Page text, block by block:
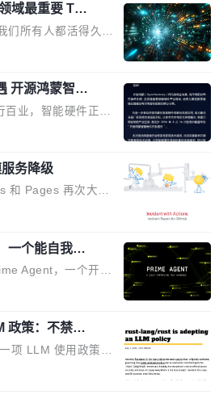
他不是在说风凉
皆知但很少公开捅
了一句软化声明：
论文都在过度宣传
如果你筛选出那些
它们大部分都是过
痛点。不是所有论文
批论文最有问题。
Shen，一位 ICLR 2
域最重要 Top
们所有人都活得久。
客，而是出自 Hieu
是谁？他是 xAI
训练基础设施团队
一条帖子，列出了他
个开源项目。 第一
2。 Hieu 的
解释，但 FA2 是他
恰到好处，刚好能
那些"邪恶的" Hopp
修改和适配。 更关
开源鸿蒙智能
举行
百业，智能硬件正从
、协同化发展。作
式能力，为不同类
联提供关键支撑，
与商业增长打开新
智能硬件开发者日
Develope
面向智能硬件产业
家与资深技术顾
设备适配、芯片适
性测评及统一互联
流，帮助企业进一
务降级
和 Pages 再次大规
可用超过 5 小时，
也因调度层故
code review、C
响。从检测到完全
2026 年 8 月的第六
服务相关。 Git
中贴出了一组数
。现在，每周
次。GitHub...
一个能自我改
3 超越人类
Agent，一个开源
心设计围绕两个抽
（RLM）和 C
AGI 3 基准测试
的组合达到了 95.
ARC 报告的人类专
coding agent 包装
政策：不禁
不是你写的
项 LLM 使用政策，
的代码贡献。这不
由五个团队采纳，